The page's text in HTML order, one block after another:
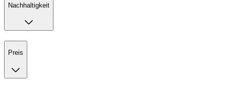
Nachhaltigkeit
Preis